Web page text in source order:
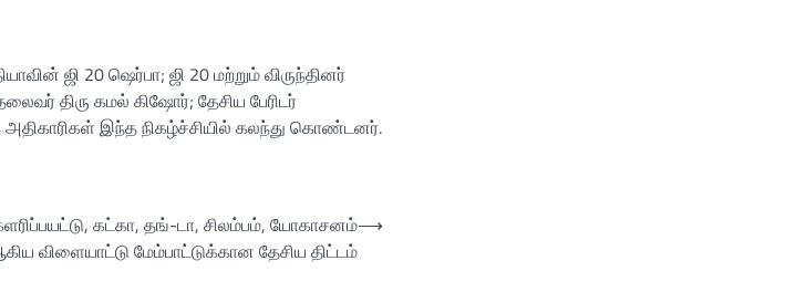
ஜி 20 ஷெர்பா; ஜி 20 மற்றும் விருந்தினர்
திரு கமல் கிஷோர்; தேசிய பேரிடர்
இந்த நிகழ்ச்சியில் கலந்து கொண்டனர்.
கட்கா, தங்-டா, சிலம்பம், யோகாசனம்
விளையாட்டு மேம்பாட்டுக்கான தேசிய திட்டம்
⟶